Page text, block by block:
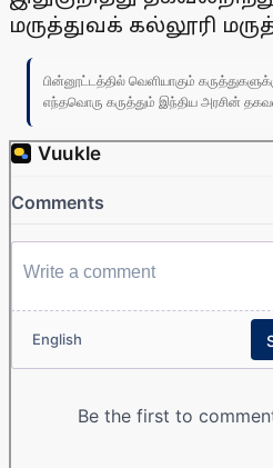
மருத்துவக் கல்லூரி
பின்னூட்டத்தில் வெளியாகும்
எந்தவொரு கருத்தும் இந்திய அரசின்